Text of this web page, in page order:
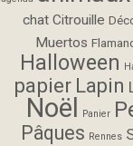
chat Citrouille
Muertos
Halloween
papier Lapin
Noël Panier
Pâques Rennes